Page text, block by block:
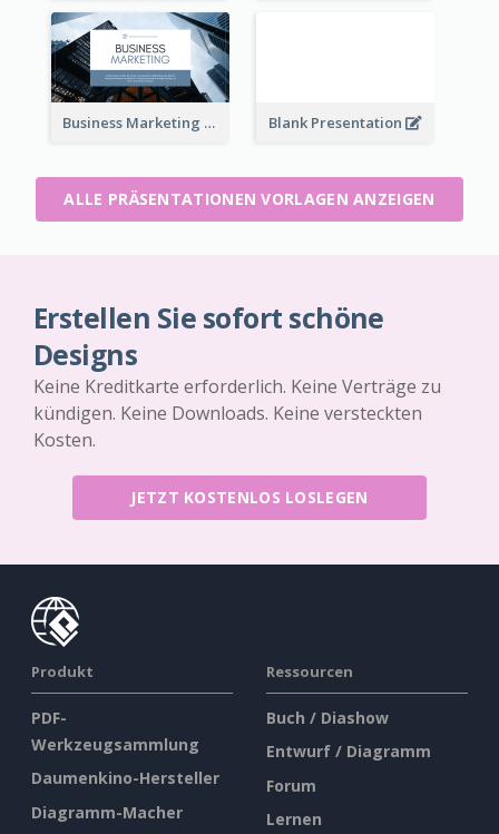
Business Marketing Presentation Blank Presentation
ALLE PRÄSENTATIONEN VORLAGEN ANZEIGEN
Erstellen Sie sofort schöne
Designs
Keine Kreditkarte erforderlich. Keine Verträge zu
kündigen. Keine Downloads. Keine versteckten
Kosten.
JETZT KOSTENLOS LOSLEGEN
Produkt
PDF-
Werkzeugsammlung
Daumenkino-Hersteller
Diagramm-Macher
Ressourcen
Buch / Diashow
Entwurf / Diagramm
Forum
Lernen